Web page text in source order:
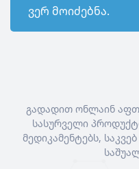
ვერ მოიძებნა.
გადადით ონლაინ
სასურველი
მედიკამენტებს,